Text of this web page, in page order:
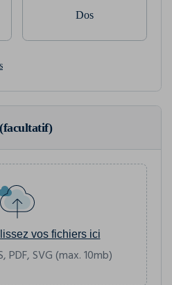
Dos
vos fichiers ici
PDF, SVG (max. 10mb)